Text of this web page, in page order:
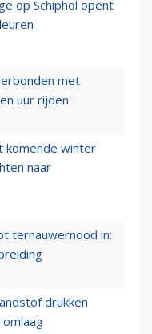
op Schiphol opent
met
uur rijden'
komende winter
naar
ternauwernood in:
drukken